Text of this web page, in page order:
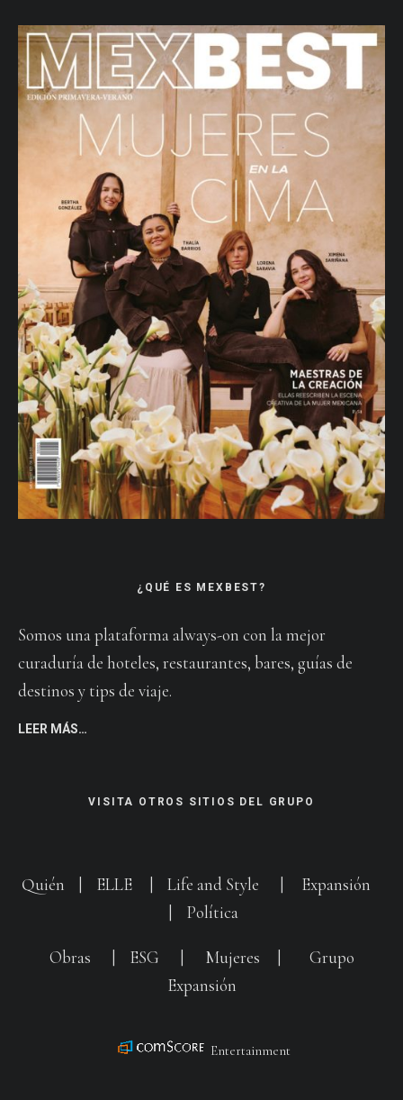
¿QUÉ ES MEXBEST?
Somos una plataforma always-on con la mejor
curaduría de hoteles, restaurantes, bares, guías de
destinos y tips de viaje.
LEER MÁS…
VISITA OTROS SITIOS DEL GRUPO
Quién ELLE Life and Style
Expansión
Política
Obras ESG Mujeres
Grupo
Expansión
Entertainment